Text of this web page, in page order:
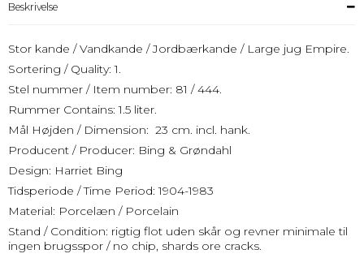
Beskrivelse
Stor kande / Vandkande / Jordbærkande / Large jug Empire.
Sortering / Quality: 1.
Stel nummer / Item number: 81 / 444.
Rummer Contains: 1.5 liter.
Mål Højden / Dimension: 23 cm. incl. hank.
Producent / Producer: Bing & Grøndahl
Design: Harriet Bing
Tidsperiode / Time Period: 1904-1983
Material: Porcelæn / Porcelain
Stand / Condition: rigtig flot uden skår og revner minimale til
ingen brugsspor / no chip, shards ore cracks.